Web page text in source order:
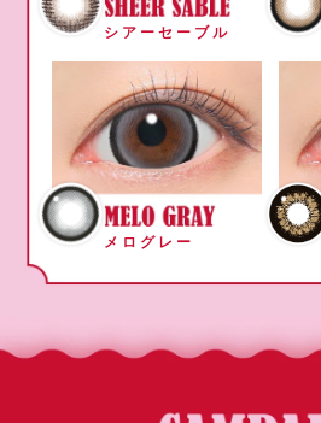
シアーセーブル
メログレー